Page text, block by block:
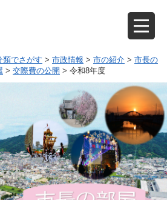
類でさがす > 市政情報 > 市の紹介 > 市長の
> 交際費の公開 > 令和8年度